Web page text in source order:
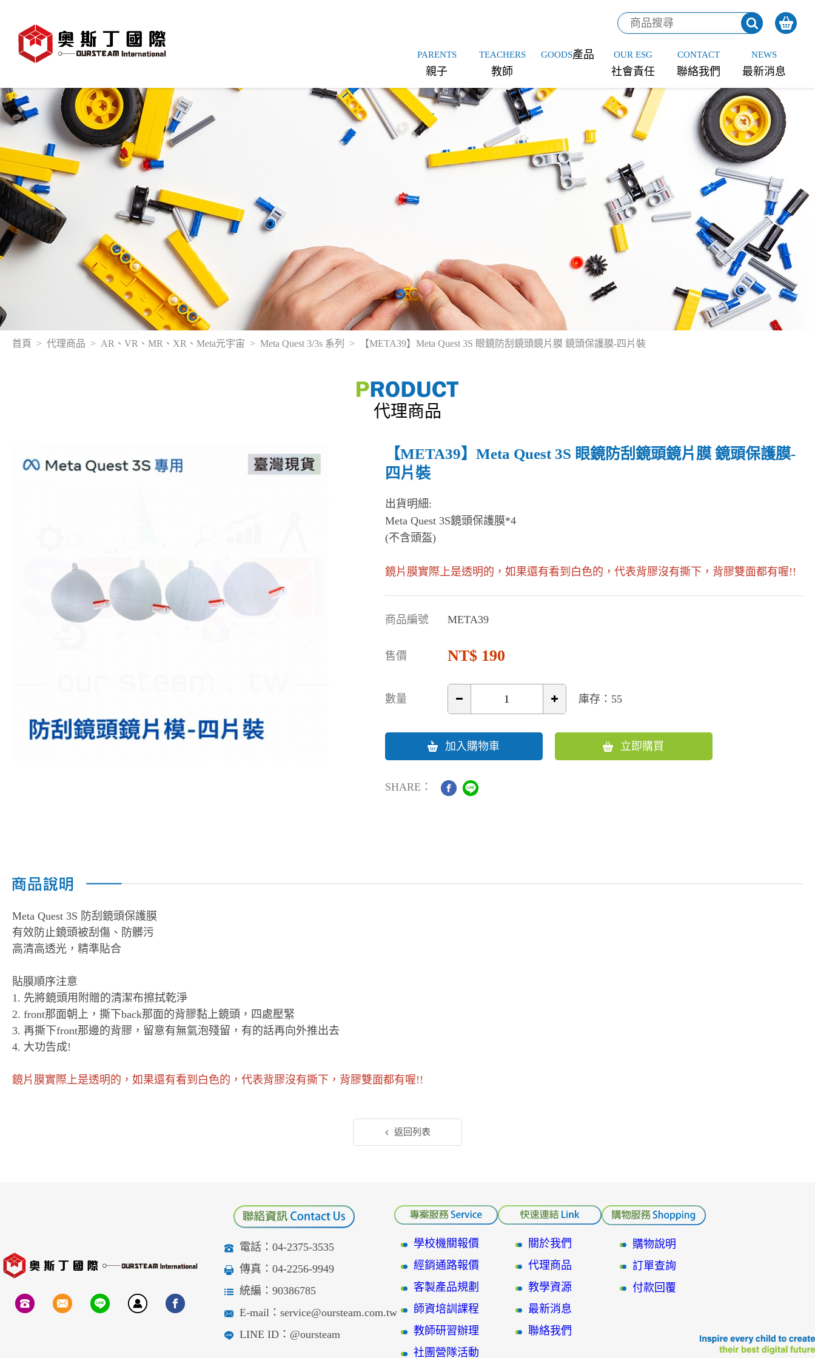
PARENTS
親子
TEACHERS
教師
GOODS產品 OUR ESG
社會責任
CONTACT
聯絡我們
NEWS
最新消息
首頁 代理商品 AR、VR、MR、XR、Meta元宇宙 Meta Quest 3/3s 系列 【META39】Meta Quest 3S 眼鏡防刮鏡頭鏡片膜 鏡頭保護膜-四片裝
代理商品
【META39】Meta Quest 3S 眼鏡防刮鏡頭鏡片膜 鏡頭保護膜-
四片裝
出貨明細:
Meta Quest 3S鏡頭保護膜*4
(不含頭盔)
鏡片膜實際上是透明的，如果還有看到白色的，代表背膠沒有撕下，背膠雙面都有喔!!
商品編號 META39
售價 190
數量 庫存：55
加入購物車 立即購買
SHARE：
Meta Quest 3S 防刮鏡頭保護膜
有效防止鏡頭被刮傷、防髒污
高清高透光，精準貼合
貼膜順序注意
1. 先將鏡頭用附贈的清潔布擦拭乾淨
2. front那面朝上，撕下back那面的背膠黏上鏡頭，四處壓緊
3. 再撕下front那邊的背膠，留意有無氣泡殘留，有的話再向外推出去
4. 大功告成!
鏡片膜實際上是透明的，如果還有看到白色的，代表背膠沒有撕下，背膠雙面都有喔!!
返回列表
電話：04-2375-3535
傳真：04-2256-9949
統編：90386785
E-mail：service@oursteam.com.tw
LINE ID：@oursteam
學校機關報價
經銷通路報價
客製產品規劃
師資培訓課程
教師研習辦理
社團營隊活動
關於我們
代理商品
教學資源
最新消息
聯絡我們
購物說明
訂單查詢
付款回覆